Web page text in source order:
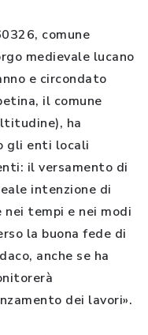
comune
medievale lucano
e circondato
il comune
ha
gli enti locali
il versamento di
intenzione di
tempi e nei modi
la buona fede di
anche se ha
dei lavori».